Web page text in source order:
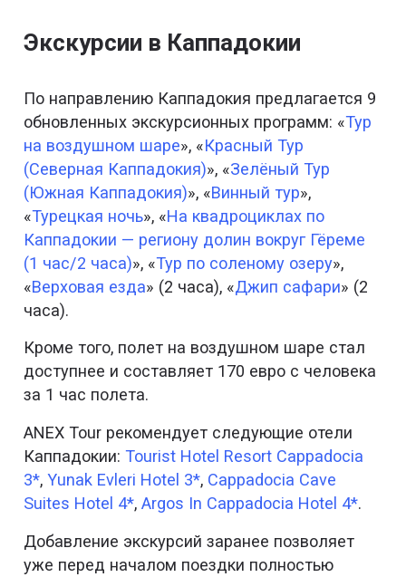
Экскурсии в Каппадокии
По направлению Каппадокия предлагается 9
обновленных экскурсионных программ: «Тур
на воздушном шаре», «Красный Тур
(Северная Каппадокия)», «Зелёный Тур
(Южная Каппадокия)», «Винный тур»,
«Турецкая ночь», «На квадроциклах по
Каппадокии — региону долин вокруг Гёреме
(1 час/2 часа)», «Тур по соленому озеру»,
«Верховая езда» (2 часа), «Джип сафари» (2
часа).
Кроме того, полет на воздушном шаре стал
доступнее и составляет 170 евро с человека
за 1 час полета.
ANEX Tour рекомендует следующие отели
Каппадокии:Tourist Hotel Resort Cappadocia
3*,Yunak Evleri Hotel 3*, Cappadocia Cave
Suites Hotel 4*,Argos In Cappadocia Hotel 4*.
Добавление экскурсий заранее позволяет
уже перед началом поездки полностью